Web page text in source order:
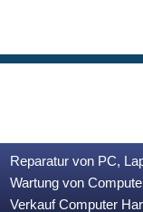
Reparatur von PC,
Wartung von
Verkauf Computer